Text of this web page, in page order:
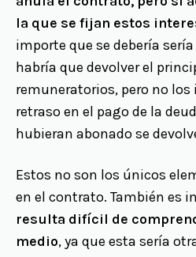
la que se fijan estos
importe que se debería
habría que devolver el
remuneratorios, pero no los
retraso en el pago de la
hubieran abonado se
Estos no son los únicos
en el contrato. También es
resulta difícil de
medio, ya que esta sería